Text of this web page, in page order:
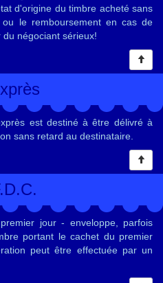
d'origine du timbre acheté sans
le remboursement en cas de
négociant sérieux!
est destiné à être délivré à
sans retard au destinataire.
jour - enveloppe, parfois
portant le cachet du premier
peut être effectuée par un